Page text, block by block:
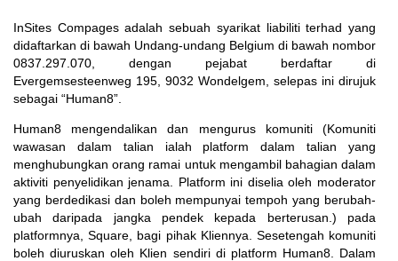
InSites Compages adalah sebuah syarikat liabiliti terhad yang
didaftarkan di bawah Undang-undang Belgium di bawah nombor
0837.297.070, dengan pejabat berdaftar di
Evergemsesteenweg 195, 9032 Wondelgem, selepas ini dirujuk
sebagai “Human8”.
Human8 mengendalikan dan mengurus komuniti (Komuniti
wawasan dalam talian ialah platform dalam talian yang
menghubungkan orang ramai untuk mengambil bahagian dalam
aktiviti penyelidikan jenama. Platform ini diselia oleh moderator
yang berdedikasi dan boleh mempunyai tempoh yang berubah-
ubah daripada jangka pendek kepada berterusan.) pada
platformnya, Square, bagi pihak Kliennya. Sesetengah komuniti
boleh diuruskan oleh Klien sendiri di platform Human8. Dalam